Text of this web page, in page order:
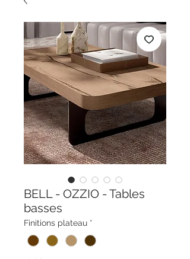
BELL - OZZIO - Tables
basses
Finitions plateau *